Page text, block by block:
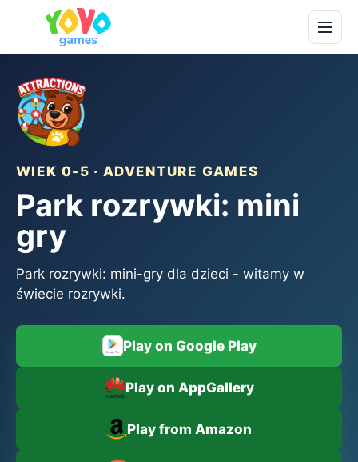
WIEK 0-5 · ADVENTURE GAMES
Park rozrywki: mini
gry
Park rozrywki: mini-gry dla dzieci - witamy w
świecie rozrywki.
Play on Google Play
Play on AppGallery
Play from Amazon